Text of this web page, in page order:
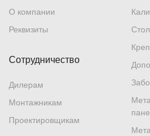
О компании
Реквизиты
Сотрудничество
Дилерам
Монтажникам
Проектировщикам